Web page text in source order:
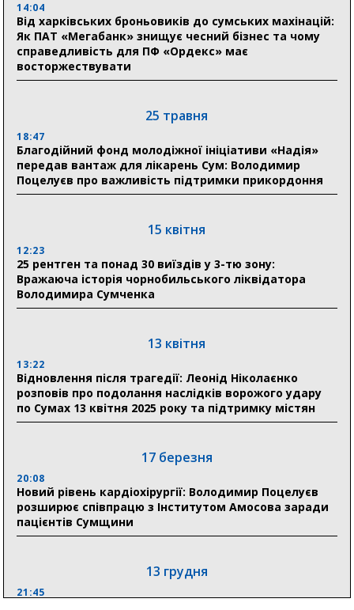
18:54
Романько розширює програму відпочинку дітей із
прифронтової Сумщини: перша група оздоровилася
в Австрії
Ніколаєнко: у Сумах погодили 115 компенсацій на
відновлення житла майже на 6,6 млн грн
31 липня
Сумщини пояснив, як отримати допомогу на зиму
17:52
«Укрексімбанк» припиняє виплату пенсій: у
Пенсійному фонді Сумщини пояснили, що робити
людям
відзнаки «Почесного громадянина міста Суми»
30 липня
Сумська клінічна лікарня Святого Пантелеймона
здобула головну відзнаку в медичній сфері України
18:33
Олексій Романько долучився до обговорення Плану
стійкості Сумщини з Прем’єр-міністром
14:04
Від харківських броньовиків до сумських махінацій:
Як ПАТ «Мегабанк» знищує чесний бізнес та чому
справедливість для ПФ «Ордекс» має
восторжествувати
25 травня
18:47
Благодійний фонд молодіжної ініціативи «Надія»
передав вантаж для лікарень Сум: Володимир
Поцелуєв про важливість підтримки прикордоння
15 квітня
12:23
25 рентген та понад 30 виїздів у 3-тю зону:
Вражаюча історія чорнобильського ліквідатора
Володимира Сумченка
13 квітня
13:22
Відновлення після трагедії: Леонід Ніколаєнко
розповів про подолання наслідків ворожого удару
по Сумах 13 квітня 2025 року та підтримку містян
17 березня
20:08
Новий рівень кардіохірургії: Володимир Поцелуєв
розширює співпрацю з Інститутом Амосова заради
пацієнтів Сумщини
13 грудня
21:45